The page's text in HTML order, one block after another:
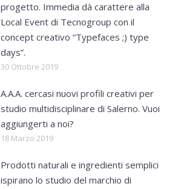
progetto. Immedia dà carattere alla
Local Event di Tecnogroup con il
concept creativo “Typefaces ;) type
days”.
30 Ottobre 2019
A.A.A. cercasi nuovi profili creativi per
studio multidisciplinare di Salerno. Vuoi
aggiungerti a noi?
18 Marzo 2019
Prodotti naturali e ingredienti semplici
ispirano lo studio del marchio di